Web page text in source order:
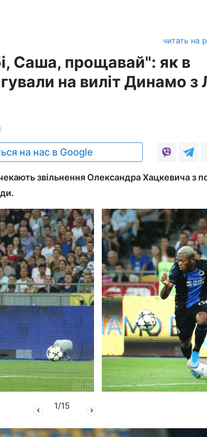
читать на
Саша, прощавай": як в
на виліт Динамо з
на нас в Google
звільнення Олександра Хацкевича з
1/15